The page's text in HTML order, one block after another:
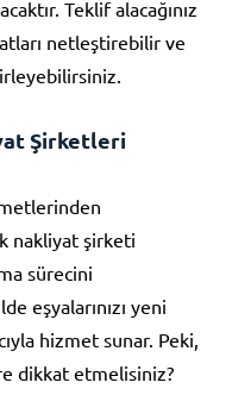
Teklif alacağınız
netleştirebilir ve
Şirketleri
nakliyat şirketi
sürecini
eşyalarınızı yeni
hizmet sunar. Peki,
dikkat etmelisiniz?